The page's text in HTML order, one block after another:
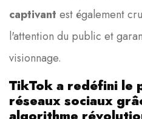
captivant est également
l'attention du public et
visionnage.
TikTok a redéfini le
réseaux sociaux